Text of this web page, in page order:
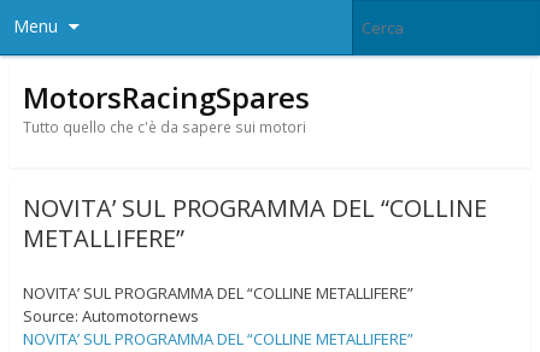
Menu
MotorsRacingSpares
Tutto quello che c'è da sapere sui motori
NOVITA’ SUL PROGRAMMA DEL “COLLINE
METALLIFERE”
NOVITA’ SUL PROGRAMMA DEL “COLLINE METALLIFERE”
Source: Automotornews
NOVITA’ SUL PROGRAMMA DEL “COLLINE METALLIFERE”